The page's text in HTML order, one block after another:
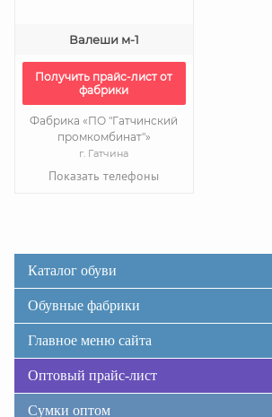
Валеши м-1
Получить прайс-лист от
фабрики
Фабрика «ПО "Гатчинский
промкомбинат"»
г. Гатчина
Показать телефоны
Каталог обуви
Обувные фабрики
Главное меню сайта
Оптовый прайс-лист
Сумки оптом